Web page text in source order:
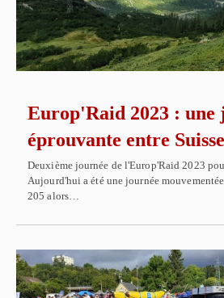
Europ'Raid 2023 : une
éprouvante entre
Deuxième journée de l'Europ'Raid 2023
Aujourd'hui a été une journée
205 alors…